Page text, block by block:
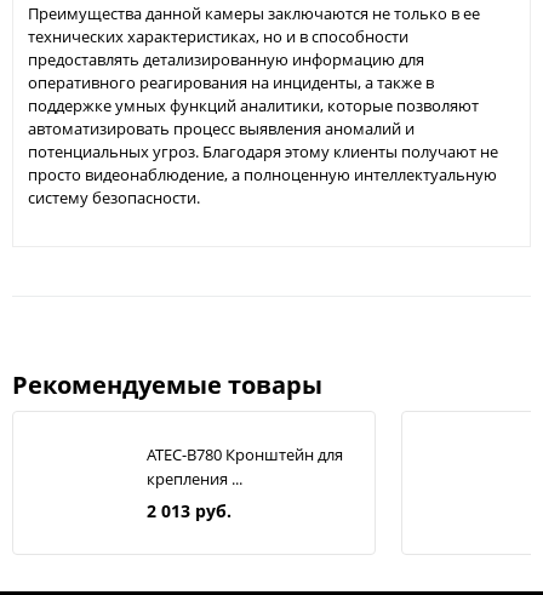
Преимущества данной камеры заключаются не только в ее
технических характеристиках, но и в способности
предоставлять детализированную информацию для
оперативного реагирования на инциденты, а также в
поддержке умных функций аналитики, которые позволяют
автоматизировать процесс выявления аномалий и
потенциальных угроз. Благодаря этому клиенты получают не
просто видеонаблюдение, а полноценную интеллектуальную
систему безопасности.
Рекомендуемые товары
ATEC-B780 Кронштейн для
крепления ...
2 013 руб.